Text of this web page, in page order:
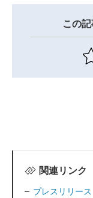
この
関連リンク
プレスリリース